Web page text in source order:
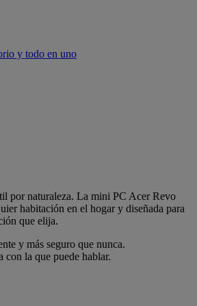
y todo en uno
por naturaleza. La mini PC Acer Revo
habitación en el hogar y diseñada para
que elija.
y más seguro que nunca.
con la que puede hablar.